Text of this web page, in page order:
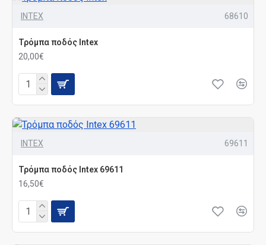
INTEX 68610
Τρόμπα ποδός Intex
20,00€
INTEX 69611
Τρόμπα ποδός Intex 69611
16,50€